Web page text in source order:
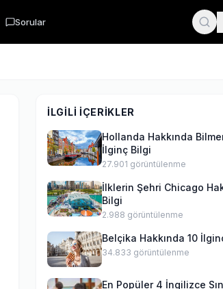
Sorular
İLGILI İÇERIKLER
Hollanda Hakkında
İlginç Bilgi
27.901 görüntülenme
İlklerin Şehri Chicago
Bilgi
2.988 görüntülenme
Belçika Hakkında 10
34.833 görüntülenme
En Popüler 4 İngilizce